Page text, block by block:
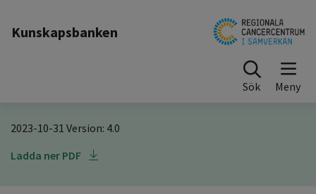
Kunskapsbanken
Sök
2023-10-31 Version: 4.0
Ladda ner PDF